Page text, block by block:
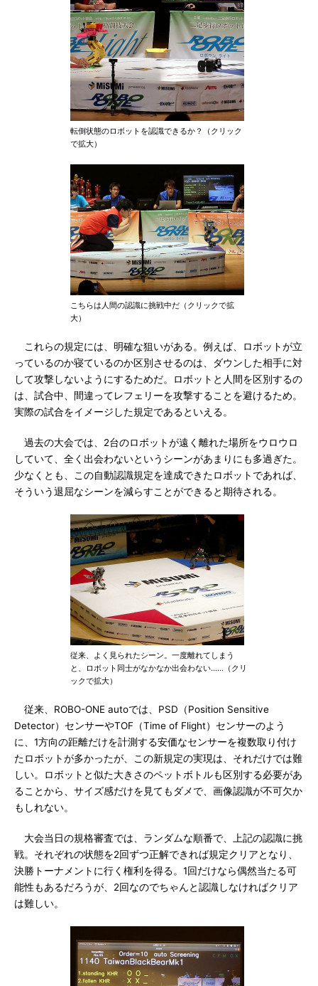
転倒状態のロボットを認識できるか？（クリック
で拡大）
こちらは人間の認識に挑戦中だ（クリックで拡
大）
これらの規定には、明確な狙いがある。例えば、ロボットが立
っているのか寝ているのか区別させるのは、ダウンした相手に対
して攻撃しないようにするためだ。ロボットと人間を区別するの
は、試合中、間違ってレフェリーを攻撃することを避けるため。
実際の試合をイメージした規定であるといえる。
過去の大会では、2台のロボットが遠く離れた場所をウロウロ
していて、全く出会わないというシーンがあまりにも多過ぎた。
少なくとも、この自動認識規定を達成できたロボットであれば、
そういう退屈なシーンを減らすことができると期待される。
従来、よく見られたシーン。一度離れてしまう
と、ロボット同士がなかなか出会わない……（クリ
ックで拡大）
従来、ROBO-ONE autoでは、PSD（Position Sensitive
Detector）センサーやTOF（Time of Flight）センサーのよう
に、1方向の距離だけを計測する安価なセンサーを複数取り付け
たロボットが多かったが、この新規定の実現は、それだけでは難
しい。ロボットと似た大きさのペットボトルも区別する必要があ
ることから、サイズ感だけを見てもダメで、画像認識が不可欠か
もしれない。
大会当日の規格審査では、ランダムな順番で、上記の認識に挑
戦。それぞれの状態を2回ずつ正解できれば規定クリアとなり、
決勝トーナメントに行く権利を得る。1回だけなら偶然当たる可
能性もあるだろうが、2回なのでちゃんと認識しなければクリア
は難しい。